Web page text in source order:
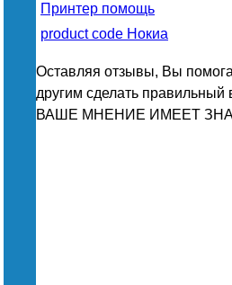
Принтер помощь
product code Нокиа
Оставляя отзывы, Вы
другим сделать правильный
ВАШЕ МНЕНИЕ ИМЕЕТ